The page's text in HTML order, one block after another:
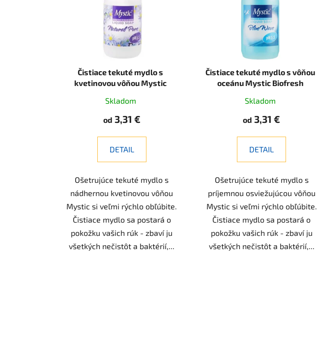
Čistiace tekuté mydlo s
kvetinovou vôňou Mystic
Skladom
od 3,31 €
DETAIL
Ošetrujúce tekuté mydlo s
nádhernou kvetinovou vôňou
Mystic si veľmi rýchlo obľúbite.
Čistiace mydlo sa postará o
pokožku vašich rúk - zbaví ju
všetkých nečistôt a baktérií,...
Čistiace tekuté mydlo s vôňou
oceánu Mystic Biofresh
Skladom
od 3,31 €
DETAIL
Ošetrujúce tekuté mydlo s
príjemnou osviežujúcou vôňou
Mystic si veľmi rýchlo obľúbite.
Čistiace mydlo sa postará o
pokožku vašich rúk - zbaví ju
všetkých nečistôt a baktérií,...